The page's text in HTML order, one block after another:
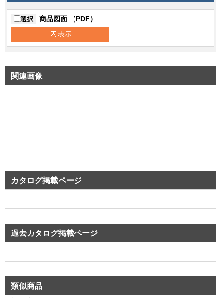
選択 商品図面 （PDF）
表示
関連画像
カタログ掲載ページ
過去カタログ掲載ページ
類似商品